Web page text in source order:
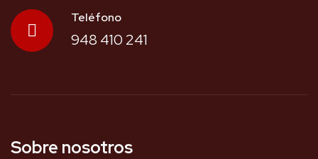
Teléfono
948 410 241
Sobre nosotros